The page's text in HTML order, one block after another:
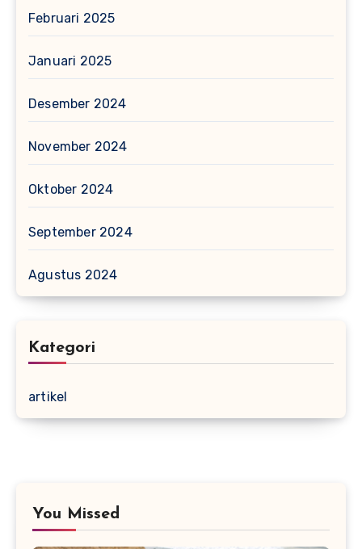
Februari 2025
Januari 2025
Desember 2024
November 2024
Oktober 2024
September 2024
Agustus 2024
Kategori
artikel
You Missed